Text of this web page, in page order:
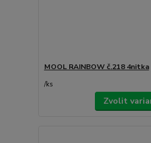
MOOL RAINBOW č.218 4nitka
/ks
Zvolit